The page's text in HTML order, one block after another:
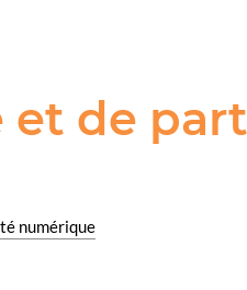
et de
numérique